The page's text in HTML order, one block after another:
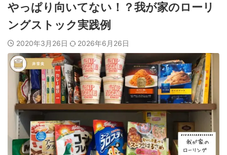
アプリ インタビュー コラム チェックリスト
ローリングストック 主食 事前対策 住まい
停電 備蓄 収納 台風 在宅避難 地震
夏 外出中 外出先 小学生 幼児 座談会
暮らし方 検証 特別企画 生理 発災直後
衛生用品 被災中 豪雨 赤ちゃん 避難前
やっぱり向いてない！？我が家のローリ
ングストック実践例
2020年3月26日 2026年6月26日